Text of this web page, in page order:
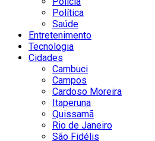
Política
Saúde
Entretenimento
Tecnologia
Cidades
Cambuci
Campos
Cardoso Moreira
Itaperuna
Quissamã
Rio de Janeiro
São Fidélis